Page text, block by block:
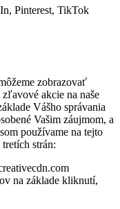
Pinterest, TikTok
zobrazovať
akcie na naše
Vášho správania
Vašim záujmom, a
používame na tejto
strán:
na základe kliknutí,